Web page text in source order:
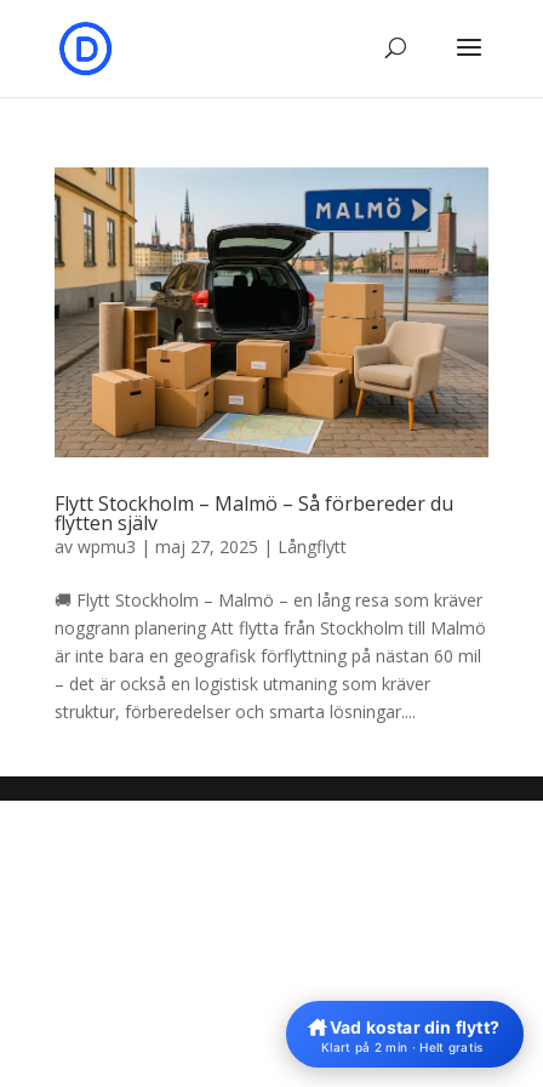
Flytt Stockholm – Malmö – Så förbereder du
flytten själv
av wpmu3 | maj 27, 2025 | Långflytt
🚚 Flytt Stockholm – Malmö – en lång resa som kräver
noggrann planering Att flytta från Stockholm till Malmö
är inte bara en geografisk förflyttning på nästan 60 mil
– det är också en logistisk utmaning som kräver
struktur, förberedelser och smarta lösningar....
Vad kostar din flytt?
Klart på 2 min · Helt gratis